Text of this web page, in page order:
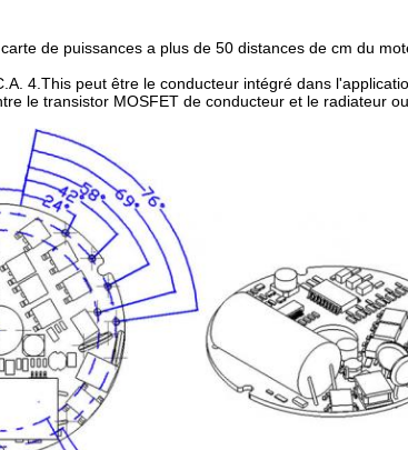
de puissances a plus de 50 distances de cm du
4.This peut être le conducteur intégré dans
le transistor MOSFET de conducteur et le radiateur